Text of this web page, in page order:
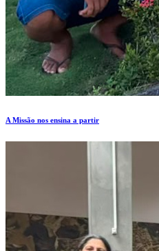
A Missão nos ensina a partir